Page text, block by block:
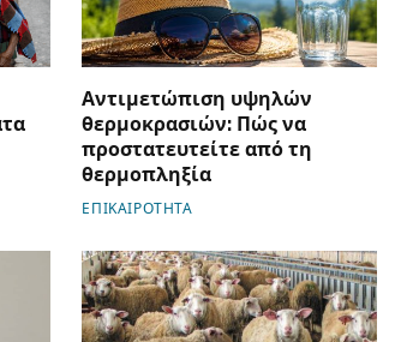
Αντιμετώπιση υψηλών
θερμοκρασιών: Πώς να
προστατευτείτε από τη
θερμοπληξία
ΕΠΙΚΑΙΡΟΤΗΤΑ